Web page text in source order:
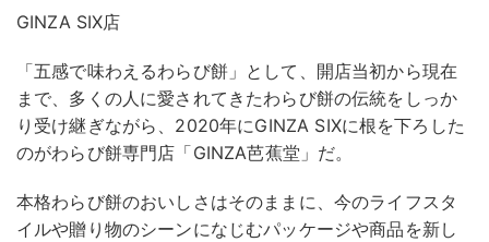
GINZA SIX店
「五感で味わえるわらび餅」として、開店当初から現在
まで、多くの人に愛されてきたわらび餅の伝統をしっか
り受け継ぎながら、2020年にGINZA SIXに根を下ろした
のがわらび餅専門店「GINZA芭蕉堂」だ。
本格わらび餅のおいしさはそのままに、今のライフスタ
イルや贈り物のシーンになじむパッケージや商品を新し